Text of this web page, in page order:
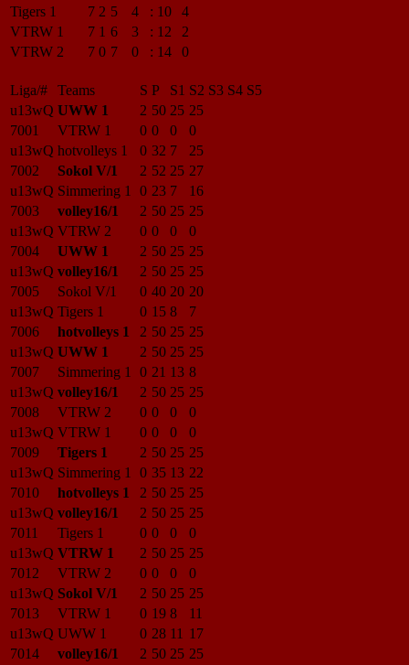
Tigers 1
7 2 5 4 : 10
4
VTRW 1
7 1 6 3 : 12
2
VTRW 2
7 0 7 0 : 14 0
Liga/# Teams S P S1 S2 S3 S4 S5
u13wQ UWW 1 2 50 25 25
7001
VTRW 1 0 0 0
0
u13wQ hotvolleys 1 0 32 7
25
7002
Sokol V/1 2 52 25 27
u13wQ Simmering 1 0 23 7
16
7003
volley16/1 2 50 25 25
u13wQ VTRW 2 0 0 0
0
7004
UWW 1 2 50 25 25
u13wQ volley16/1 2 50 25 25
7005
Sokol V/1 0 40 20 20
u13wQ Tigers 1 0 15 8
7
7006
hotvolleys 1 2 50 25 25
u13wQ UWW 1 2 50 25 25
7007
Simmering 1 0 21 13 8
u13wQ volley16/1 2 50 25 25
7008
VTRW 2 0 0 0
0
u13wQ VTRW 1 0 0 0
0
7009
Tigers 1 2 50 25 25
u13wQ Simmering 1 0 35 13 22
7010
hotvolleys 1 2 50 25 25
u13wQ volley16/1 2 50 25 25
7011
Tigers 1 0 0 0
0
u13wQ VTRW 1 2 50 25 25
7012
VTRW 2 0 0 0
0
u13wQ Sokol V/1 2 50 25 25
7013
VTRW 1 0 19 8
11
u13wQ UWW 1 0 28 11 17
7014
volley16/1 2 50 25 25